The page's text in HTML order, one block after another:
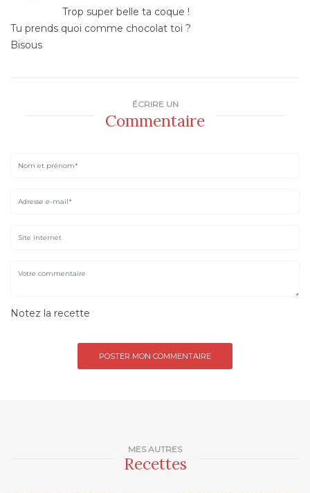
MES AUTRES
Recettes
Trop super belle ta coque !
Tu prends quoi comme chocolat toi ?
Bisous
ÉCRIRE UN
Commentaire
Notez la recette